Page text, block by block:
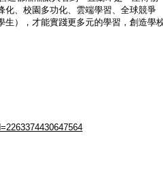
化、校園多功化、雲端學習、全球競爭
），才能實踐更多元的學習，創造學